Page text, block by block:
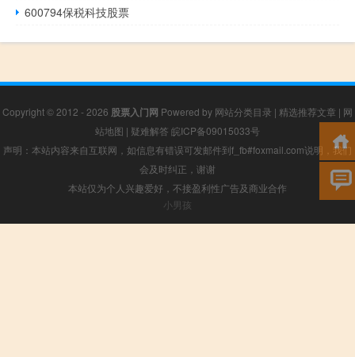
600794保税科技股票
Copyright © 2012 - 2026 股票入门网 Powered by 网站分类目录 | 精选推荐文章 | 网
站地图 | 疑难解答 皖ICP备09015033号
声明：本站内容来自互联网，如信息有错误可发邮件到f_fb#foxmail.com说明，我们
会及时纠正，谢谢
本站仅为个人兴趣爱好，不接盈利性广告及商业合作
小男孩